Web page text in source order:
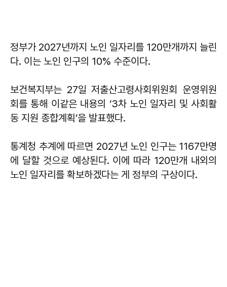
정부가 2027년까지 노인 일자리를 120만개까지 늘린
다. 이는 노인 인구의 10% 수준이다.
보건복지부는 27일 저출산고령사회위원회 운영위원
회를 통해 이같은 내용의 ‘3차 노인 일자리 및 사회활
동 지원 종합계획’을 발표했다.
통계청 추계에 따르면 2027년 노인 인구는 1167만명
에 달할 것으로 예상된다. 이에 따라 120만개 내외의
노인 일자리를 확보하겠다는 게 정부의 구상이다.